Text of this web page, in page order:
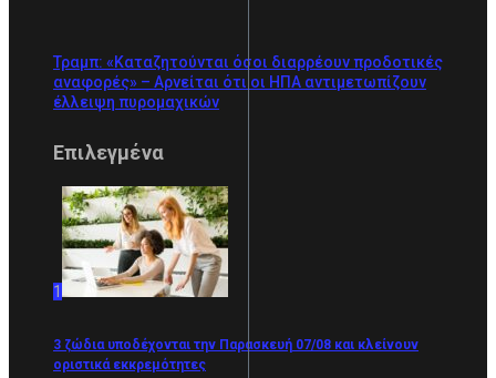
Τραμπ: «Καταζητούνται όσοι διαρρέουν προδοτικές
αναφορές» – Αρνείται ότι οι ΗΠΑ αντιμετωπίζουν
έλλειψη πυρομαχικών
Επιλεγμένα
1
3 ζώδια υποδέχονται την Παρασκευή 07/08 και κλείνουν
οριστικά εκκρεμότητες